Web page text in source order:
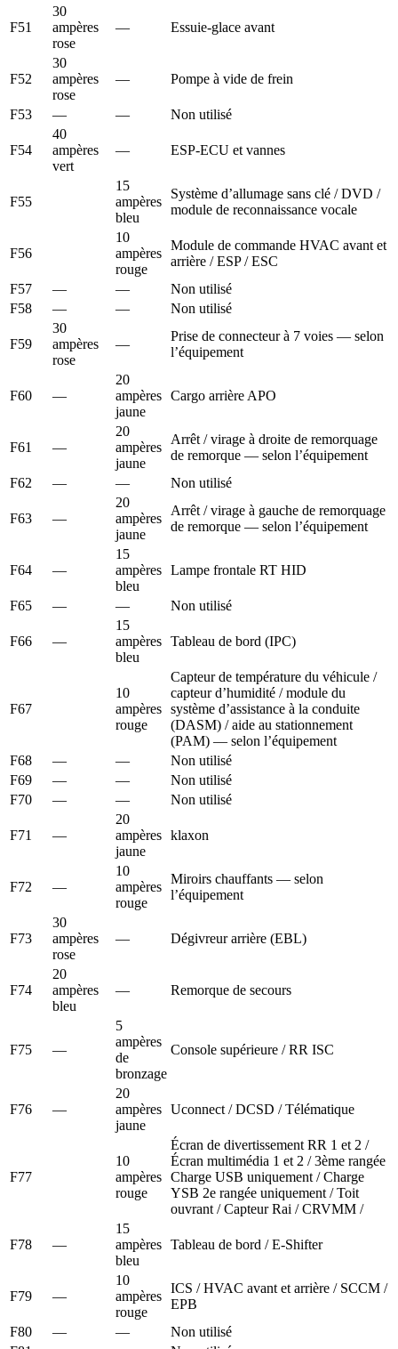
F51
30
ampères
rose
— Essuie-glace avant
F52
30
ampères
rose
— Pompe à vide de frein
F53 — — Non utilisé
F54
40
ampères
vert
— ESP-ECU et vannes
F55
15
ampères
bleu
Système d’allumage sans clé / DVD /
module de reconnaissance vocale
F56
10
ampères
rouge
Module de commande HVAC avant et
arrière / ESP / ESC
F57
— —
Non utilisé
F58
— — Non utilisé
F59
30
ampères
rose
—
Prise de connecteur à 7 voies — selon
l’équipement
F60 —
20
ampères
jaune
Cargo arrière APO
F61 —
20
ampères
jaune
Arrêt / virage à droite de remorquage
de remorque — selon l’équipement
F62
— — Non utilisé
F63 —
20
ampères
jaune
Arrêt / virage à gauche de remorquage
de remorque — selon l’équipement
F64 —
15
ampères
bleu
Lampe frontale RT HID
F65 — — Non utilisé
F66 —
15
ampères
bleu
Tableau de bord (IPC)
F67
10
ampères
rouge
Capteur de température du véhicule /
capteur d’humidité / module du
système d’assistance à la conduite
(DASM) / aide au stationnement
(PAM) — selon l’équipement
F68
— —
Non utilisé
F69
— —
Non utilisé
F70
— — Non utilisé
F71 —
20
ampères
jaune
klaxon
F72 —
10
ampères
rouge
Miroirs chauffants — selon
l’équipement
F73
30
ampères
rose
— Dégivreur arrière (EBL)
F74
20
ampères
bleu
— Remorque de secours
F75 —
5
ampères
de
bronzage
Console supérieure / RR ISC
F76 —
20
ampères
jaune
Uconnect / DCSD / Télématique
F77
10
ampères
rouge
Écran de divertissement RR 1 et 2 /
Écran multimédia 1 et 2 / 3ème rangée
Charge USB uniquement / Charge
YSB 2e rangée uniquement / Toit
ouvrant / Capteur Rai / CRVMM /
F78 —
15
ampères
bleu
Tableau de bord / E-Shifter
F79 —
10
ampères
rouge
ICS / HVAC avant et arrière / SCCM /
EPB
F80
— —
Non utilisé